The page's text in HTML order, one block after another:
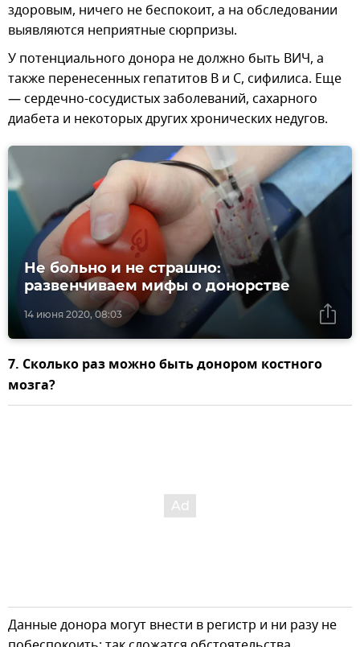
здоровым, ничего не беспокоит, а на обследовании
выявляются неприятные сюрпризы.
У потенциального донора не должно быть ВИЧ, а
также перенесенных гепатитов В и С, сифилиса. Еще
— сердечно-сосудистых заболеваний, сахарного
диабета и некоторых других хронических недугов.
14 июня 2020, 08:03
Не больно и не страшно:
развенчиваем мифы о донорстве
7. Сколько раз можно быть донором костного
мозга?
Данные донора могут внести в регистр и ни разу не